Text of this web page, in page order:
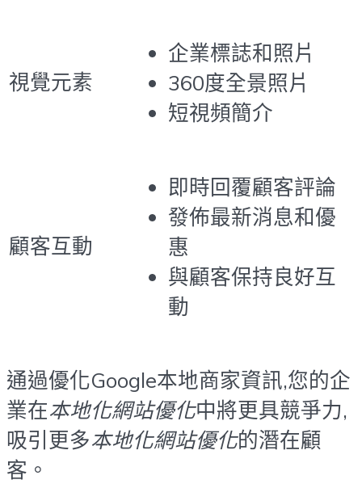
視覺元素
企業標誌和照片
360度全景照片
短視頻簡介
顧客互動
即時回覆顧客評論
發佈最新消息和優
惠
與顧客保持良好互
動
通過優化Google本地商家資訊,您的企
業在本地化網站優化中將更具競爭力,
吸引更多本地化網站優化的潛在顧
客。